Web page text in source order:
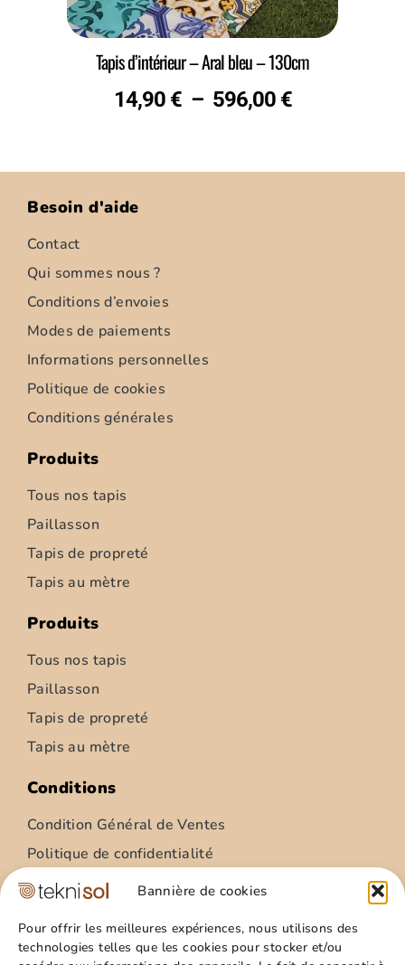
Bannière de cookies
Pour offrir les meilleures expériences, nous utilisons des
technologies telles que les cookies pour stocker et/ou
Tapis d’intérieur – Aral bleu – 130cm
14,90 € – 596,00 €
Besoin d'aide
Contact
Qui sommes nous ?
Conditions d’envoies
Modes de paiements
Informations personnelles
Politique de cookies
Conditions générales
Produits
Tous nos tapis
Paillasson
Tapis de propreté
Tapis au mètre
Produits
Tous nos tapis
Paillasson
Tapis de propreté
Tapis au mètre
Conditions
Condition Général de Ventes
Politique de confidentialité
Condition Général Utilisation
Site